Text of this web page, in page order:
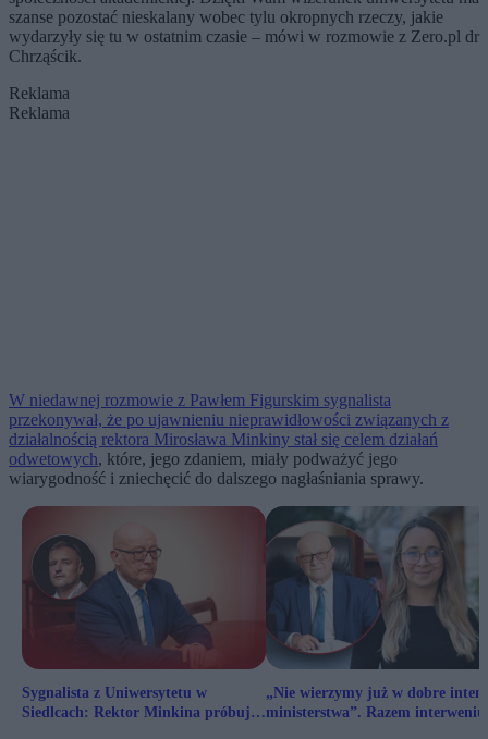
szanse pozostać nieskalany wobec tylu okropnych rzeczy, jakie
wydarzyły się tu w ostatnim czasie – mówi w rozmowie z Zero.pl dr
Chrząścik.
Reklama
Reklama
W niedawnej rozmowie z Pawłem Figurskim sygnalista
przekonywał, że po ujawnieniu nieprawidłowości związanych z
działalnością rektora Mirosława Minkiny stał się celem działań
odwetowych, które, jego zdaniem, miały podważyć jego
wiarygodność i zniechęcić do dalszego nagłaśniania sprawy.
Sygnalista z Uniwersytetu w
Siedlcach: Rektor Minkina próbuje
„Nie wierzymy już w dobre
ministerstwa”. Razem